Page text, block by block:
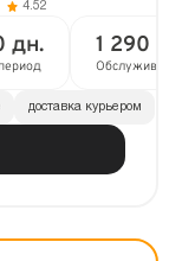
4.52
дн. 1 290 ₽
доставка курьером